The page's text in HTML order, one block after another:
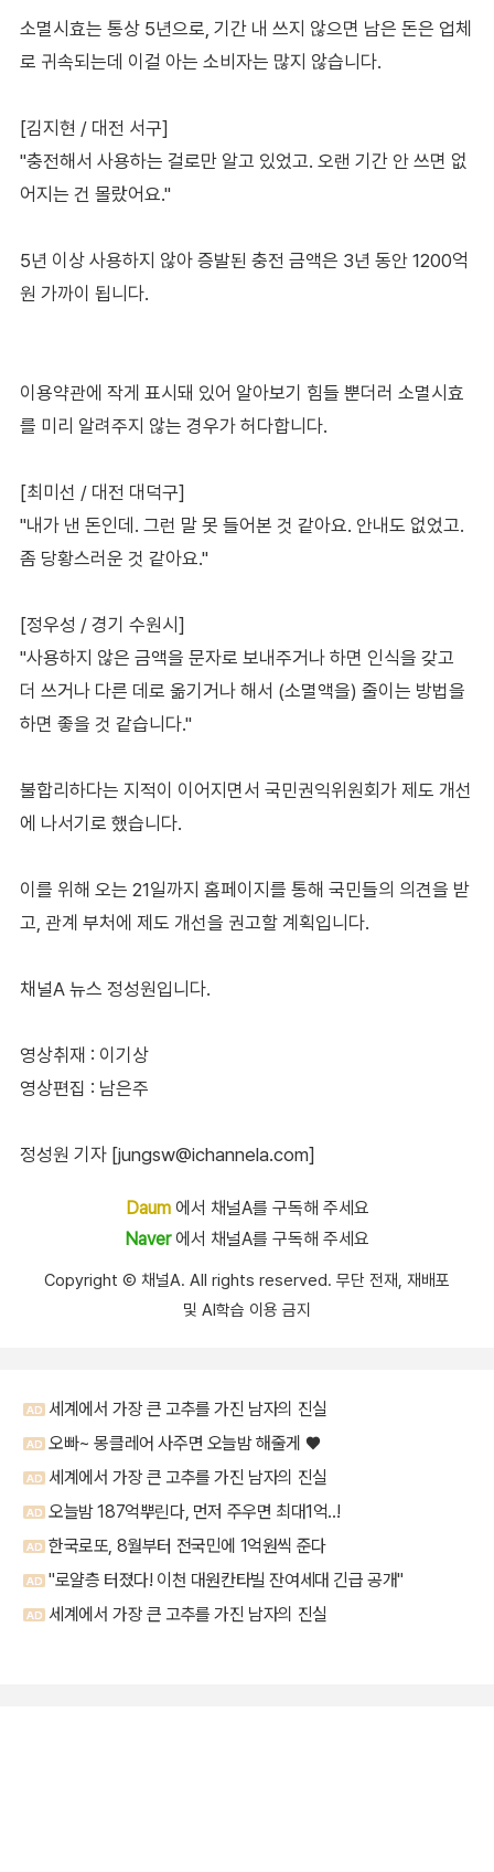
소멸시효는 통상 5년으로, 기간 내 쓰지 않으면 남은 돈은 업체
로 귀속되는데 이걸 아는 소비자는 많지 않습니다.
[김지현 / 대전 서구]
"충전해서 사용하는 걸로만 알고 있었고. 오랜 기간 안 쓰면 없
어지는 건 몰랐어요."
5년 이상 사용하지 않아 증발된 충전 금액은 3년 동안 1200억
원 가까이 됩니다.
이용약관에 작게 표시돼 있어 알아보기 힘들 뿐더러 소멸시효
를 미리 알려주지 않는 경우가 허다합니다.
[최미선 / 대전 대덕구]
"내가 낸 돈인데. 그런 말 못 들어본 것 같아요. 안내도 없었고.
좀 당황스러운 것 같아요."
[정우성 / 경기 수원시]
"사용하지 않은 금액을 문자로 보내주거나 하면 인식을 갖고
더 쓰거나 다른 데로 옮기거나 해서 (소멸액을) 줄이는 방법을
하면 좋을 것 같습니다."
불합리하다는 지적이 이어지면서 국민권익위원회가 제도 개선
에 나서기로 했습니다.
이를 위해 오는 21일까지 홈페이지를 통해 국민들의 의견을 받
고, 관계 부처에 제도 개선을 권고할 계획입니다.
채널A 뉴스 정성원입니다.
영상취재 : 이기상
영상편집 : 남은주
정성원 기자 [jungsw@ichannela.com]
Daum에서 채널A를 구독해 주세요
Naver에서 채널A를 구독해 주세요
Copyright Ⓒ 채널A. All rights reserved. 무단 전재, 재배포
및 AI학습 이용 금지